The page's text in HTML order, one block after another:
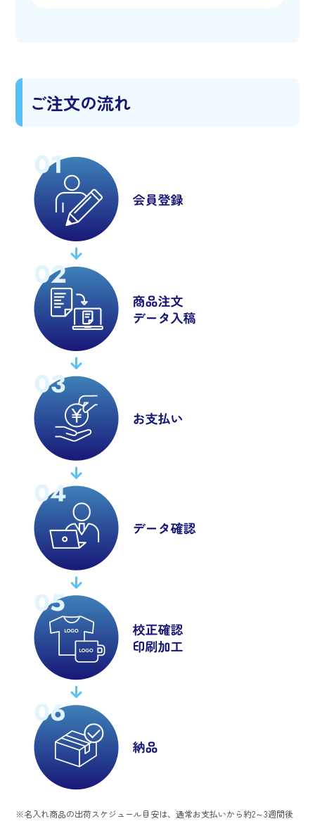
ご注文の流れ
名入れ商品の出荷スケジュール目安は、通常お支払いから約2～3週間後